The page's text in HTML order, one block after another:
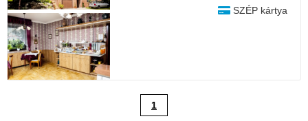
SZÉP kártya
1